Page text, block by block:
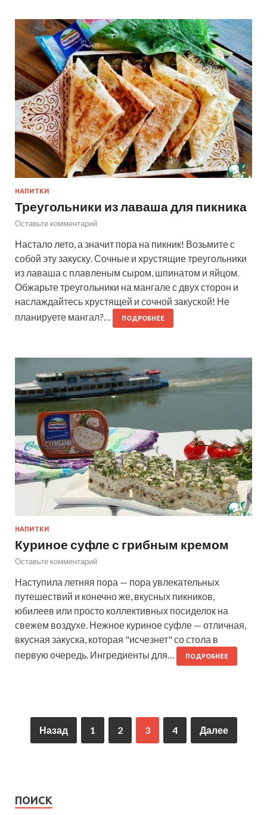
НАПИТКИ
Треугольники из лаваша для пикника
Оставьте комментарий
Настало лето, а значит пора на пикник! Возьмите с
собой эту закуску. Сочные и хрустящие треугольники
из лаваша с плавленым сыром, шпинатом и яйцом.
Обжарьте треугольники на мангале с двух сторон и
наслаждайтесь хрустящей и сочной закуской! Не
планируете мангал?…
ПОДРОБНЕЕ
НАПИТКИ
Куриное суфле с грибным кремом
Оставьте комментарий
Наступила летняя пора — пора увлекательных
путешествий и конечно же, вкусных пикников,
юбилеев или просто коллективных посиделок на
свежем воздухе. Нежное куриное суфле — отличная,
вкусная закуска, которая "исчезнет" со стола в
первую очередь. Ингредиенты для…
ПОДРОБНЕЕ
Назад 1 2 3 4 Далее
ПОИСК